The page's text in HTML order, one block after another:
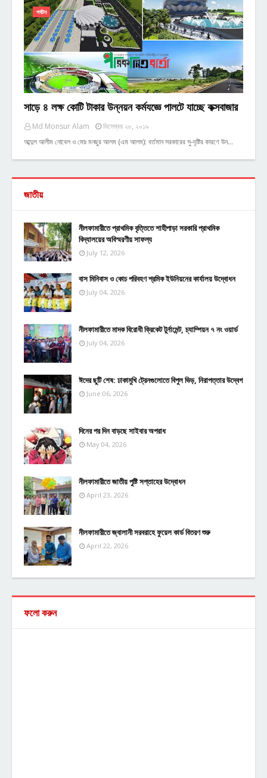
পর্যটন
সাড়ে ৪ লক্ষ কোটি টাকার উন্নয়ন কর্মযজ্ঞে পালটে যাচ্ছে কক্সবাজার
Md Monsur Alam
ডিসেম্বর ২৮, ২০১৯
আব্দুল আলীম নোবেল ও মোঃ মনছুর আলম (এম আলম): বর্তমান সরকারের সু-দৃষ্টির কারণে উন…
জাতীয়
নীলফামারীতে প্রাথমিক বৃত্তিতে শাহীপাড়া সরকারি প্রাথমিক
বিদ্যালয়ের অবিস্মরণীয় সাফল্য
July 12, 2026
বাস মিনিবাস ও কোচ পরিবহণ শ্রমিক ইউনিয়নের কার্যালয় উদ্বোধন
July 04, 2026
নীলফামারীতে মাদক বিরোধী ক্রিকেট টুর্নামেন্ট, চ্যাম্পিয়ন ৭ নং ওয়ার্ড
July 04, 2026
ঈদের ছুটি শেষ: ঢাকামুখি ট্রেনগুলোতে বিপুল ভিড়, নিরাপত্তার উদ্বেগ
June 06, 2026
দিনের পর দিন বাড়ছে সাইবার অপরাধ
May 04, 2026
নীলফামারীতে জাতীয় পুষ্টি সপ্তাহের উদ্বোধন
April 23, 2026
নীলফামারীতে জ্বালানী সরবরাহে ফুয়েল কার্ড বিতরণ শুরু
April 22, 2026
ফলো করুন